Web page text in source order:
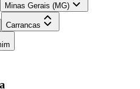
Minas Gerais (MG)
Carrancas